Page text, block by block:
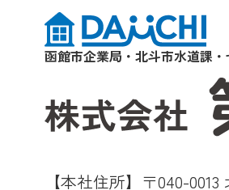
函館市企業局・北斗市水道課
【本社住所】〒040-